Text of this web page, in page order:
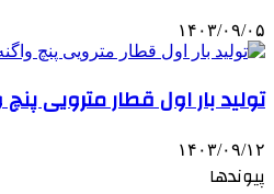
۱۴۰۳/۰۹/۰۵
تولید بار اول قطار مترویی
۱۴۰۳/۰۹/۱۲
پیوندها